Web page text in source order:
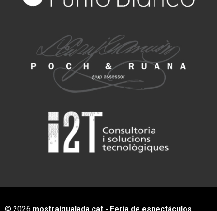
© 2026 mostraigualada.cat - Feria de espectáculos